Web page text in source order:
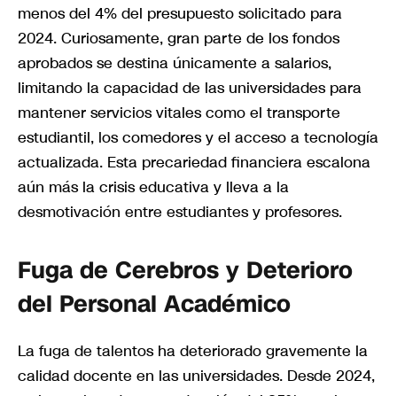
menos del 4% del presupuesto solicitado para
2024. Curiosamente, gran parte de los fondos
aprobados se destina únicamente a salarios,
limitando la capacidad de las universidades para
mantener servicios vitales como el transporte
estudiantil, los comedores y el acceso a tecnología
actualizada. Esta precariedad financiera escalona
aún más la crisis educativa y lleva a la
desmotivación entre estudiantes y profesores.
Fuga de Cerebros y Deterioro
del Personal Académico
La fuga de talentos ha deteriorado gravemente la
calidad docente en las universidades. Desde 2024,